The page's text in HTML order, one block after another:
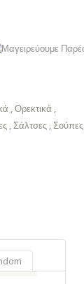
, Ορεκτικά ,
, Σάλτσες , Σούπες